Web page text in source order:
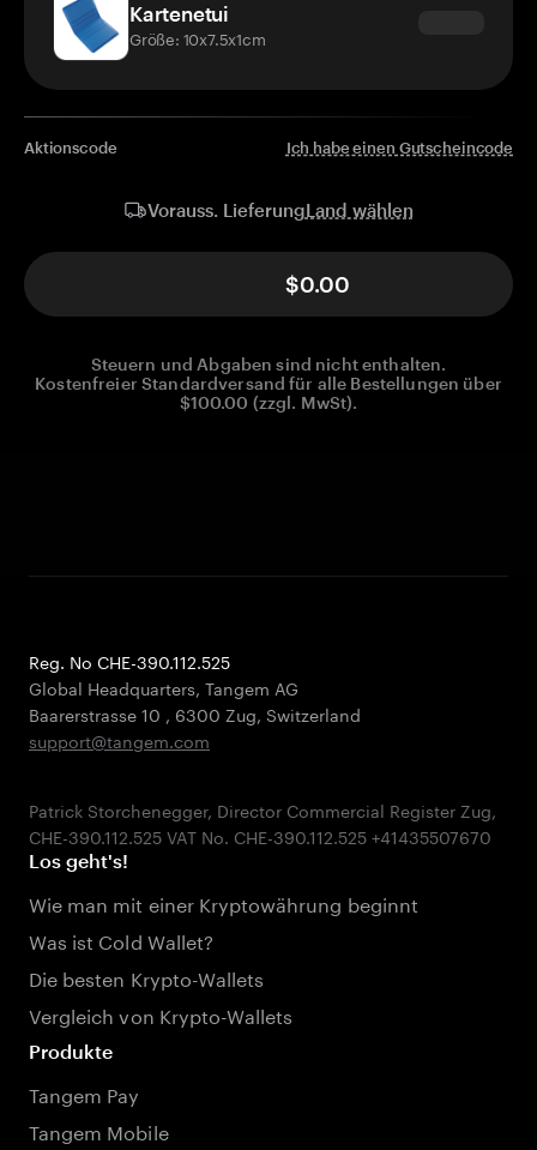
Kartenetui
Größe: 10x7.5x1cm
Aktionscode Ich habe einen Gutscheincode
Vorauss. LieferungLand wählen
$0.00
Steuern und Abgaben sind nicht enthalten.
Kostenfreier Standardversand für alle Bestellungen über
$100.00 (zzgl. MwSt).
Reg. No CHE-390.112.525
Global Headquarters, Tangem AG
Baarerstrasse 10 , 6300 Zug, Switzerland
support@tangem.com
Patrick Storchenegger, Director Commercial Register Zug,
Los geht's!
Wie man mit einer Kryptowährung beginnt
Was ist Cold Wallet?
Die besten Krypto-Wallets
Vergleich von Krypto-Wallets
Produkte
Tangem Pay
Tangem Mobile